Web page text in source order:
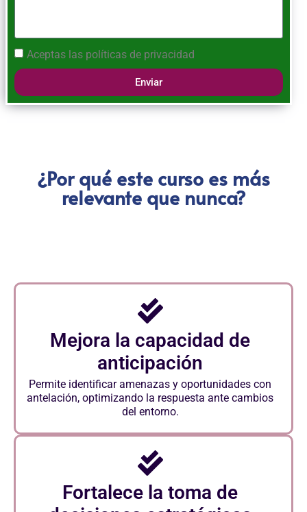
Aceptas las políticas de privacidad
Enviar
¿Por qué este curso es más
relevante que nunca?
Mejora la capacidad de
anticipación
Permite identificar amenazas y oportunidades con
antelación, optimizando la respuesta ante cambios
del entorno.
Fortalece la toma de